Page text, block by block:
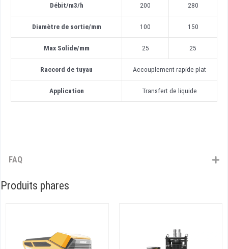
Débit/m3/h 200 280
Diamètre de sortie/mm 100 150
Max Solide/mm 25 25
Raccord de tuyau Accouplement rapide plat
Application Transfert de liquide
FAQ
Produits phares